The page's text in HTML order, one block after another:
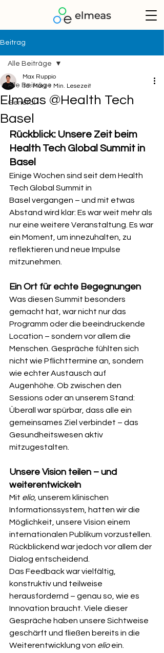
Beitrag
Alle Beiträge
General
Alle Beiträge
Elmeas @Health Tech
Basel
Max Ruppio
10. März 1 Min. Lesezeit
Rückblick: Unsere Zeit beim
Health Tech Global Summit in
Basel
Einige Wochen sind seit dem Health
Tech Global Summit in
Basel vergangen – und mit etwas
Abstand wird klar: Es war weit mehr als
nur eine weitere Veranstaltung. Es war
ein Moment, um innezuhalten, zu
reflektieren und neue Impulse
mitzunehmen.
Ein Ort für echte Begegnungen
Was diesen Summit besonders
gemacht hat, war nicht nur das
Programm oder die beeindruckende
Location – sondern vor allem die
Menschen. Gespräche fühlten sich
nicht wie Pflichttermine an, sondern
wie echter Austausch auf
Augenhöhe. Ob zwischen den
Sessions oder an unserem Stand:
Überall war spürbar, dass alle ein
gemeinsames Ziel verbindet – das
Gesundheitswesen aktiv
mitzugestalten.
Unsere Vision teilen – und
weiterentwickeln
Mit elio, unserem klinischen
Informationssystem, hatten wir die
Möglichkeit, unsere Vision einem
internationalen Publikum vorzustellen.
Rückblickend war jedoch vor allem der
Dialog entscheidend.
Das Feedback war vielfältig,
konstruktiv und teilweise
herausfordernd – genau so, wie es
Innovation braucht. Viele dieser
Gespräche haben unsere Sichtweise
geschärft und fließen bereits in die
Weiterentwicklung von elio ein.